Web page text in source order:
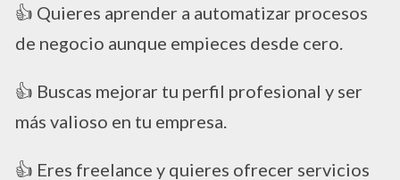
👍 Quieres aprender a automatizar procesos
de negocio aunque empieces desde cero.
👍 Buscas mejorar tu perfil profesional y ser
más valioso en tu empresa.
👍 Eres freelance y quieres ofrecer servicios